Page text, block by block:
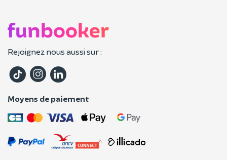
Rejoignez nous aussi sur :
Moyens de paiement